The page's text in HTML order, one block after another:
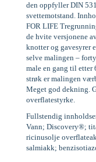
den oppfyller DIN
svettemotstand.
FOR LIFE
de hvite versjonene
knotter og gavesyrer
selve malingen –
male en gang til etter
strøk er malingen
Meget god dekning.
overflatestyrke.
Fullstendig
Vann; Discovery®;
ricinusolje
salmiakk;